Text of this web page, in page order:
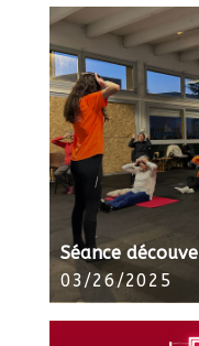
Séance
03/26/2025